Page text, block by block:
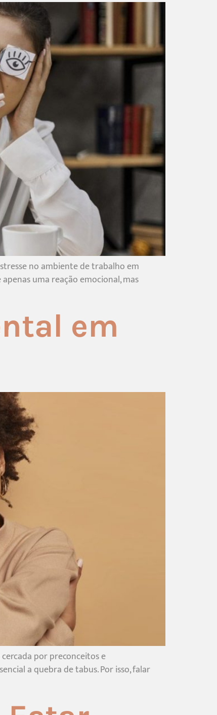
no ambiente de trabalho em
uma reação emocional, mas
em
por preconceitos e
a quebra de tabus. Por isso, falar